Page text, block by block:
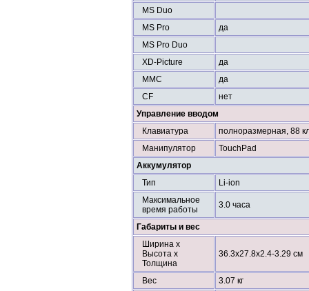
MS Duo
MS Pro
да
MS Pro Duo
XD-Picture
да
MMC
да
CF
нет
Управление вводом
Клавиатура
полноразмерная, 88
Манипулятор
TouchPad
Аккумулятор
Тип
Li-ion
Максимальное
время работы
3.0 часа
Габариты и вес
Ширина х
Высота х
Толщина
36.3x27.8x2.4-3.29 см
Вес
3.07 кг